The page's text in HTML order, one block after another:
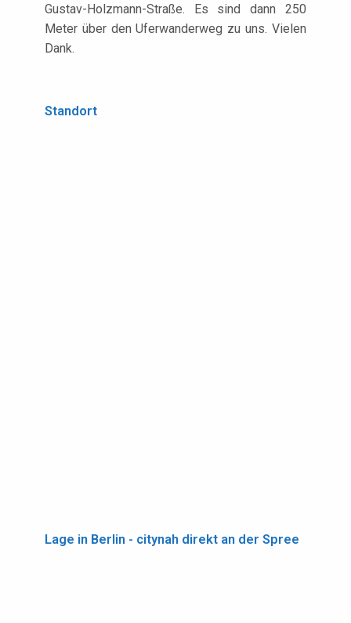
Gustav-Holzmann-Straße. Es sind dann 250
Meter über den Uferwanderweg zu uns. Vielen
Dank.
Standort
Lage in Berlin - citynah direkt an der Spree